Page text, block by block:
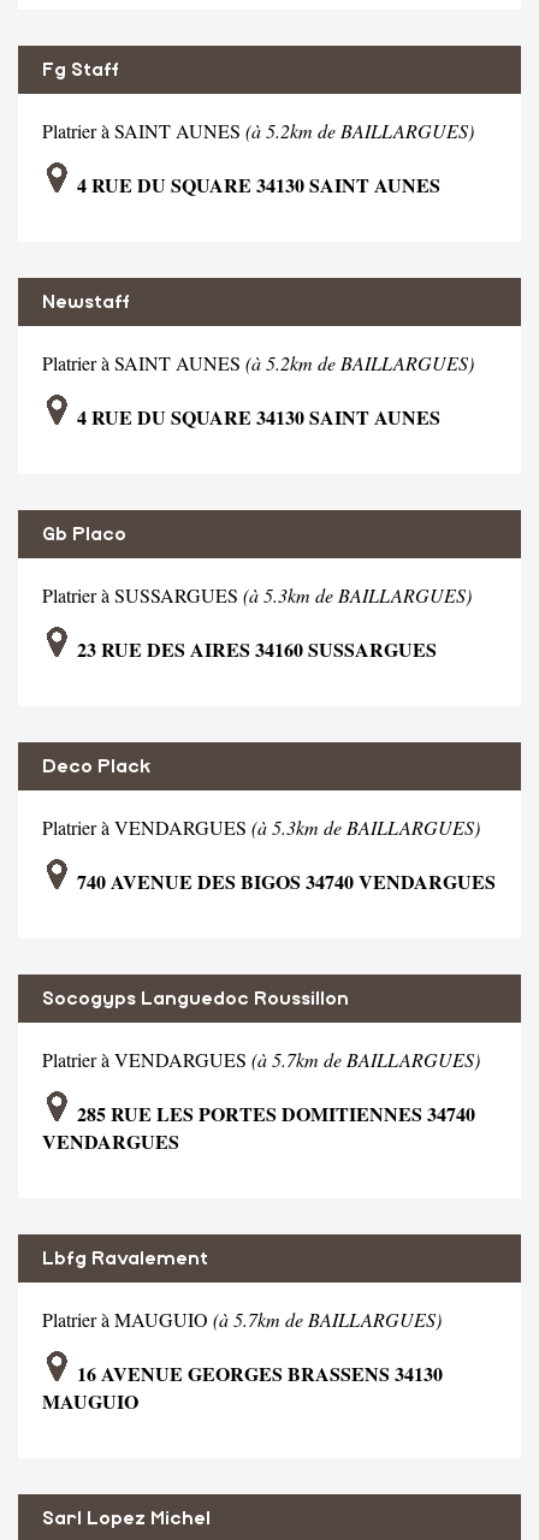
Fg Staff
Platrier à SAINT AUNES (à 5.2km de BAILLARGUES)
4 RUE DU SQUARE 34130 SAINT AUNES
Newstaff
Platrier à SAINT AUNES (à 5.2km de BAILLARGUES)
4 RUE DU SQUARE 34130 SAINT AUNES
Gb Placo
Platrier à SUSSARGUES (à 5.3km de BAILLARGUES)
23 RUE DES AIRES 34160 SUSSARGUES
Deco Plack
Platrier à VENDARGUES (à 5.3km de BAILLARGUES)
740 AVENUE DES BIGOS 34740 VENDARGUES
Socogyps Languedoc Roussillon
Platrier à VENDARGUES (à 5.7km de BAILLARGUES)
285 RUE LES PORTES DOMITIENNES 34740
VENDARGUES
Lbfg Ravalement
Platrier à MAUGUIO (à 5.7km de BAILLARGUES)
16 AVENUE GEORGES BRASSENS 34130
MAUGUIO
Sarl Lopez Michel